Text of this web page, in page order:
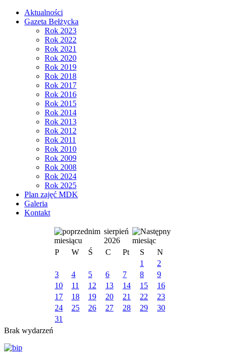
Aktualności
Gazeta Bełżycka
Rok 2023
Rok 2022
Rok 2021
Rok 2020
Rok 2019
Rok 2018
Rok 2017
Rok 2016
Rok 2015
Rok 2014
Rok 2013
Rok 2012
Rok 2011
Rok 2010
Rok 2009
Rok 2008
Rok 2024
Rok 2025
Plan zajęć MDK
Galeria
Kontakt
sierpień
2026
P
W Ś C Pt S
N
1
2
3
4 5 6 7 8
9
10
11 12 13 14 15
16
17
18 19 20 21 22
23
24
25 26 27 28 29
30
31
Brak wydarzeń